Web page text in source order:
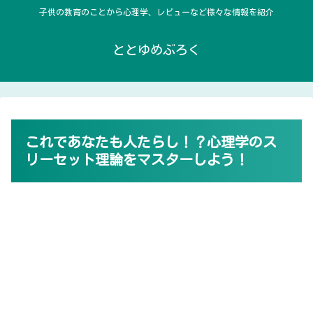
子供の教育のことから心理学、レビューなど様々な情報を紹介
ととゆめぶろく
これであなたも人たらし！？心理学のス
リーセット理論をマスターしよう！